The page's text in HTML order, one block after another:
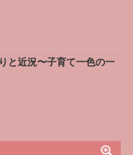
と近況〜子育て一色の一